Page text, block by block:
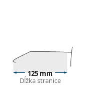
a minimalizujú
pomáhajú zvýrazniť
pozadiach.
oválny typ tváre.
125 mm
Dĺžka stranice